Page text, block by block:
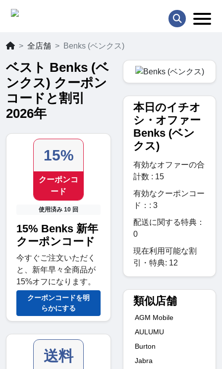
全店舗 Benks (ベンクス)
ベスト Benks (ベ
ンクス) クーポン
コードと割引
2026年
15%
クーポンコ
ード
使用済み 10 回
15% Benks 新年
クーポンコード
今すぐご注文いただく
と、新年早々全商品が
15%オフになります。
クーポンコードを明
らかにする
送料
本日のイチオ
シ・オファー
Benks (ベン
クス)
有効なオファーの合
計数 : 15
有効なクーポンコー
ド：: 3
配送に関する特典：
0
現在利用可能な割
引・特典: 12
類似店舗
AGM Mobile
AULUMU
Burton
Jabra